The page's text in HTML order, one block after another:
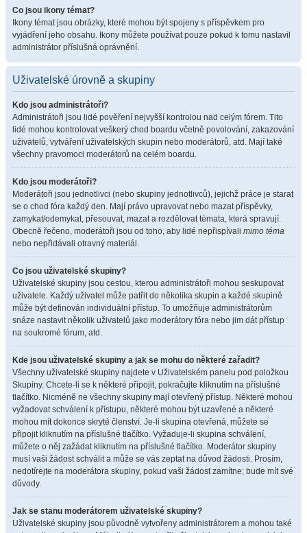
Co jsou ikony témat?
Ikony témat jsou obrázky, které mohou být spojeny s příspěvkem pro
vyjádření jeho obsahu. Ikony můžete používat pouze pokud k tomu nastavil
administrátor příslušná oprávnění.
Uživatelské úrovně a skupiny
Kdo jsou administrátoři?
Administrátoři jsou lidé pověření nejvyšší kontrolou nad celým fórem. Tito
lidé mohou kontrolovat veškerý chod boardu včetně povolování, zakazování
uživatelů, vytváření uživatelských skupin nebo moderátorů, atd. Mají také
všechny pravomoci moderátorů na celém boardu.
Kdo jsou moderátoři?
Moderátoři jsou jednotlivci (nebo skupiny jednotlivců), jejichž práce je starat
se o chod fóra každý den. Mají právo upravovat nebo mazat příspěvky,
zamykat/odemykat, přesouvat, mazat a rozdělovat témata, která spravují.
Obecně řečeno, moderátoři jsou od toho, aby lidé nepřispívali mimo téma
nebo nepřidávali otravný materiál.
Co jsou uživatelské skupiny?
Uživatelské skupiny jsou cestou, kterou administrátoři mohou seskupovat
uživatele. Každý uživatel může patřit do několika skupin a každé skupině
může být definován individuální přístup. To umožňuje administrátorům
snáze nastavit několik uživatelů jako moderátory fóra nebo jim dát přístup
na soukromé fórum, atd.
Kde jsou uživatelské skupiny a jak se mohu do některé zařadit?
Všechny uživatelské skupiny najdete v Uživatelském panelu pod položkou
Skupiny. Chcete-li se k některé připojit, pokračujte kliknutím na příslušné
tlačítko. Nicméně ne všechny skupiny mají otevřený přístup. Některé mohou
vyžadovat schválení k přístupu, některé mohou být uzavřené a některé
mohou mít dokonce skryté členství. Je-li skupina otevřená, můžete se
připojit kliknutím na příslušné tlačítko. Vyžaduje-li skupina schválení,
můžete o něj zažádat kliknutím na příslušné tlačítko. Moderátor skupiny
musí vaši žádost schválit a může se vás zeptat na důvod žádosti. Prosím,
nedotírejte na moderátora skupiny, pokud vaši žádost zamítne; bude mít své
důvody.
Jak se stanu moderátorem uživatelské skupiny?
Uživatelské skupiny jsou původně vytvořeny administrátorem a mohou také